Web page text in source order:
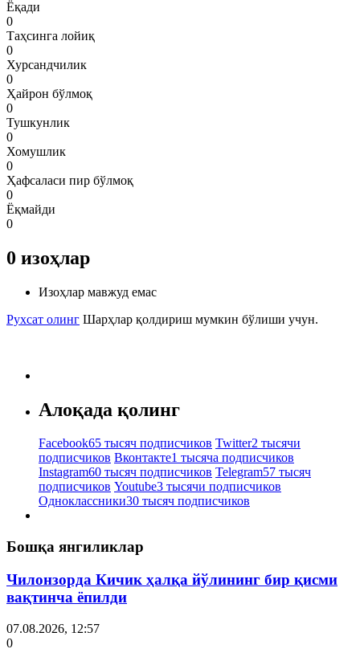
Ёқади
0
Таҳсинга лойиқ
0
Хурсандчилик
0
Ҳайрон бўлмоқ
0
Тушкунлик
0
Хомушлик
0
Ҳафсаласи пир бўлмоқ
0
Ёқмайди
0
0 изоҳлар
Изоҳлар мавжуд емас
Рухсат олинг Шарҳлар қолдириш мумкин бўлиши учун.
Алоқада қолинг
Facebook65 тысяч подписчиков Twitter2 тысячи
подписчиков Вконтакте1 тысяча подписчиков
Instagram60 тысяч подписчиков Telegram57 тысяч
подписчиков Youtube3 тысячи подписчиков
Одноклассники30 тысяч подписчиков
Бошқа янгиликлар
Чилонзорда Кичик ҳалқа йўлининг бир қисми
вақтинча ёпилди
07.08.2026, 12:57
0